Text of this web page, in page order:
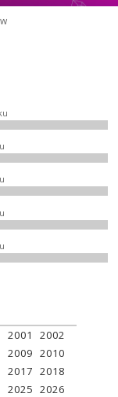
2001
2002
2009 2010
2017 2018
2025 2026